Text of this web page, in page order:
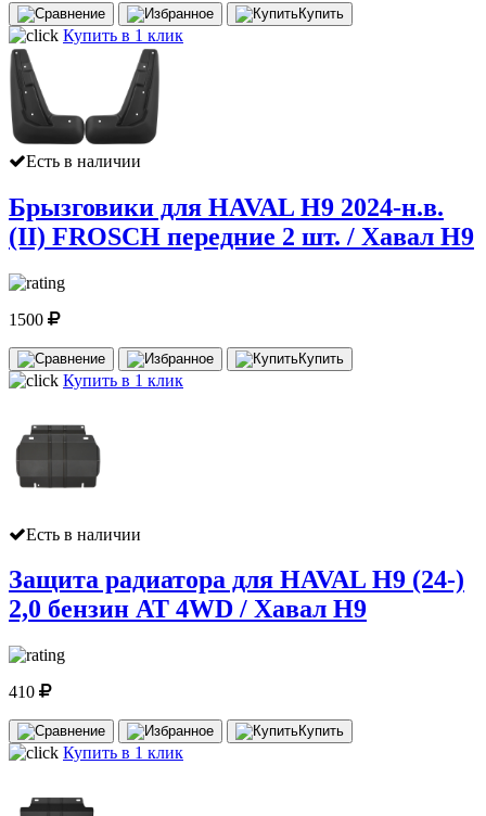
Купить
Купить в 1 клик
Есть в наличии
Брызговики для HAVAL H9 2024-н.в.
(II) FROSCH передние 2 шт. / Хавал Н9
1500
Купить
Купить в 1 клик
Есть в наличии
Защита радиатора для HAVAL H9 (24-)
2,0 бензин AT 4WD / Хавал Н9
410
Купить
Купить в 1 клик